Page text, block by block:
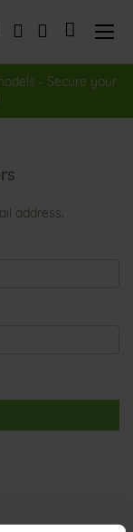
My Cart
- Secure your
address.